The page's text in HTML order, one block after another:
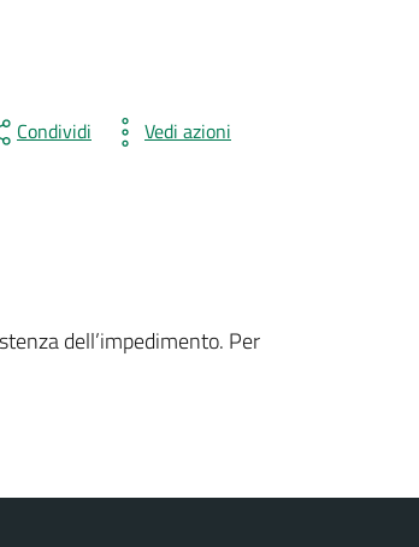
Condividi Vedi azioni
dell’impedimento. Per